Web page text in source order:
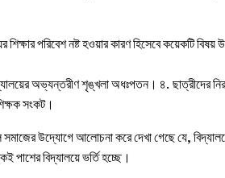
পরিবেশ নষ্ট হওয়ার কারণ হিসেবে কয়েকটি
অভ্যন্তরীণ শৃঙ্খলা অধঃপতন। ৪. ছাত্রীদের
সংকট।
উদ্যোগে আলোচনা করে দেখা গেছে যে,
পাশের বিদ্যালয়ে ভর্তি হচ্ছে।